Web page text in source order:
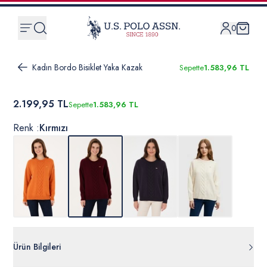
0
Kadın Bordo Bisiklet Yaka Kazak Sepette1.583,96 TL
2.199,95 TLSepette1.583,96 TL
Renk :Kırmızı
Ürün Bilgileri